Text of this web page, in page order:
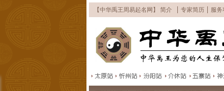
【中华禹王周易起名网】 简介 专家简历 服务